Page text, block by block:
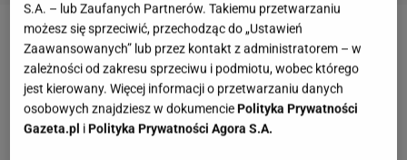
Jeden zakup, a dwie stylizacje
Jeżeli czujesz, że brakuje ci pomysłów na stylizację
zimą, to mamy rozwiązanie. Ten sweter posłuży ci
S.A. – lub Zaufanych Partnerów. Takiemu przetwarzaniu
możesz się sprzeciwić, przechodząc do „Ustawień
Zaawansowanych” lub przez kontakt z administratorem – w
zależności od zakresu sprzeciwu i podmiotu, wobec którego
jest kierowany. Więcej informacji o przetwarzaniu danych
osobowych znajdziesz w dokumencie Polityka Prywatności
Gazeta.pl i Polityka Prywatności Agora S.A.